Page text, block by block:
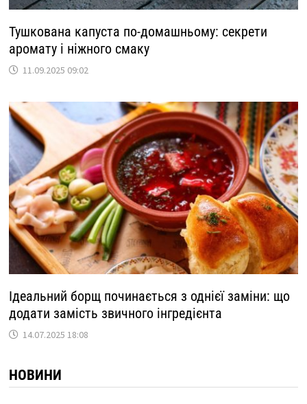
Тушкована капуста по-домашньому: секрети
аромату і ніжного смаку
11.09.2025 09:02
Ідеальний борщ починається з однієї заміни: що
додати замість звичного інгредієнта
14.07.2025 18:08
НОВИНИ